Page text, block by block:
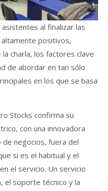
al finalizar las
positivos,
charla, los factores clave
de abordar en tan sólo
en los que se basa
Stocks confirma su
con una innovadora
negocios, fuera del
si es el habitual y el
el servicio. Un servicio
el soporte técnico y la